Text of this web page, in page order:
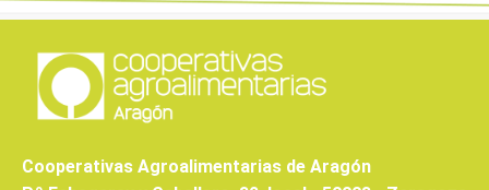
Cooperativas Agroalimentarias de Aragón